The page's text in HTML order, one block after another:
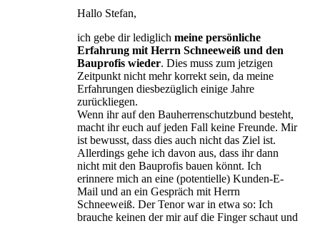
Hallo Stefan,
ich gebe dir lediglich meine persönliche
Erfahrung mit Herrn Schneeweiß und den
Bauprofis wieder. Dies muss zum jetzigen
Zeitpunkt nicht mehr korrekt sein, da meine
Erfahrungen diesbezüglich einige Jahre
zurückliegen.
Wenn ihr auf den Bauherrenschutzbund besteht,
macht ihr euch auf jeden Fall keine Freunde. Mir
ist bewusst, dass dies auch nicht das Ziel ist.
Allerdings gehe ich davon aus, dass ihr dann
nicht mit den Bauprofis bauen könnt. Ich
erinnere mich an eine (potentielle) Kunden-E-
Mail und an ein Gespräch mit Herrn
Schneeweiß. Der Tenor war in etwa so: Ich
brauche keinen der mir auf die Finger schaut und